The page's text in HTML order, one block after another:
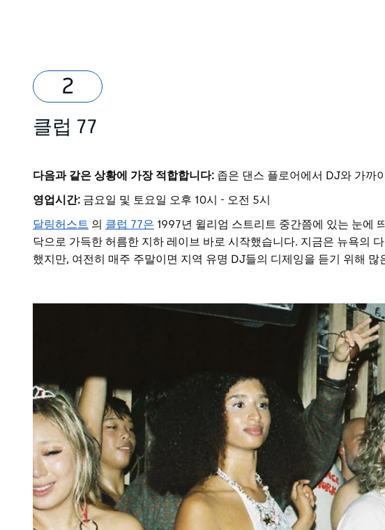
클럽 77
다음과 같은 상황에 가장 적합합니다: 좁은 댄스 플로어에서 DJ와 가까
영업시간: 금요일 및 토요일 오후 10시 - 오전 5시
달링허스트 의 클럽 77은 1997년 윌리엄 스트리트 중간쯤에 있는 눈에
닥으로 가득한 허름한 지하 레이브 바로 시작했습니다. 지금은 뉴욕의
했지만, 여전히 매주 주말이면 지역 유명 DJ들의 디제잉을 듣기 위해 많